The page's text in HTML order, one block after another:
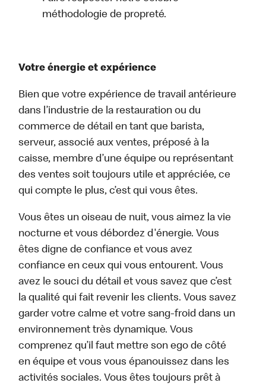
méthodologie de propreté.
Votre énergie et expérience
Bien que votre expérience de travail antérieure
dans l’industrie de la restauration ou du
commerce de détail en tant que barista,
serveur, associé aux ventes, préposé à la
caisse, membre d’une équipe ou représentant
des ventes soit toujours utile et appréciée, ce
qui compte le plus, c’est qui vous êtes.
Vous êtes un oiseau de nuit, vous aimez la vie
nocturne et vous débordez d'énergie. Vous
êtes digne de confiance et vous avez
confiance en ceux qui vous entourent. Vous
avez le souci du détail et vous savez que c’est
la qualité qui fait revenir les clients. Vous savez
garder votre calme et votre sang-froid dans un
environnement très dynamique. Vous
comprenez qu’il faut mettre son ego de côté
en équipe et vous vous épanouissez dans les
activités sociales. Vous êtes toujours prêt à